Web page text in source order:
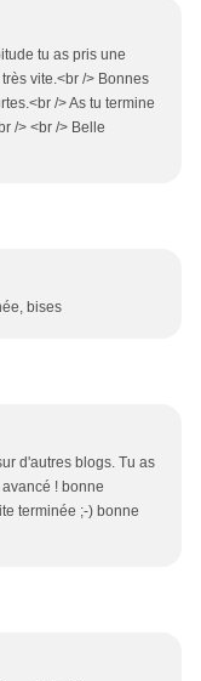
tu as pris une
vite.<br /> Bonnes
/> As tu termine
/> <br /> Belle
bises
d'autres blogs. Tu as
! bonne
terminée ;-) bonne